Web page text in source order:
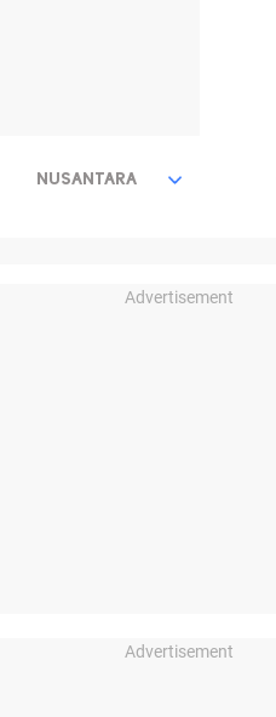
NUSANTARA
Advertisement
Advertisement